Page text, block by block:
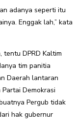
adanya seperti itu
Enggak lah,” kata
tentu DPRD Kaltim
tim panitia
Daerah lantaran
Demokrasi
Pergub tidak
hak gubernur